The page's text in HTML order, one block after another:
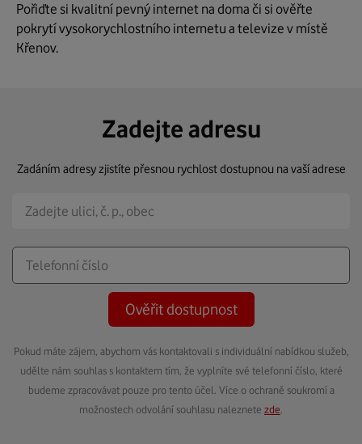
Pořiďte si kvalitní pevný internet na doma či si ověřte
pokrytí vysokorychlostního internetu a televize v místě
Křenov.
Zadejte adresu
Zadáním adresy zjistíte přesnou rychlost dostupnou na vaší adrese
Ověřit dostupnost
Pokud máte zájem, abychom vás kontaktovali s individuální nabídkou služeb,
udělte nám souhlas s kontaktem tím, že vyplníte své telefonní číslo, které
budeme zpracovávat pouze pro tento účel. Více o ochraně soukromí a
možnostech odvolání souhlasu naleznete zde